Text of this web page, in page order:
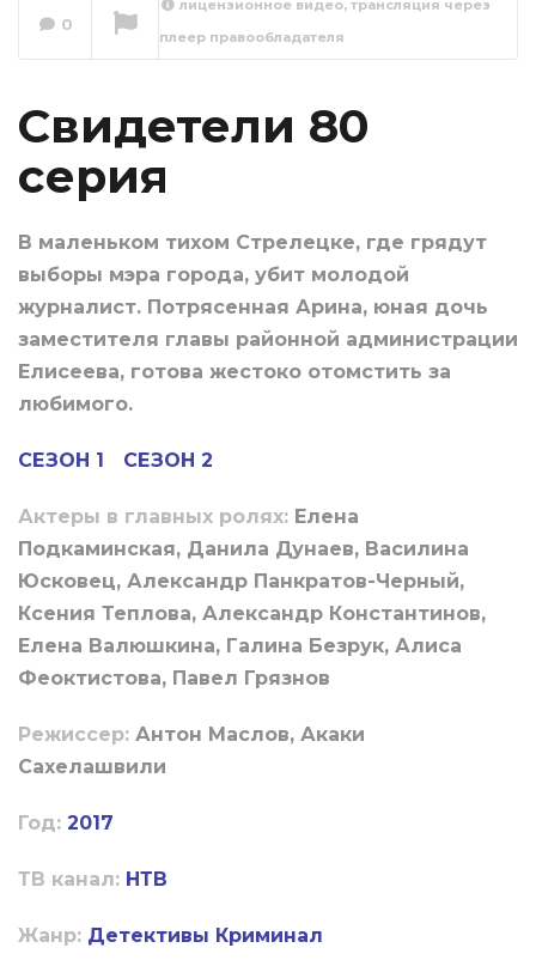
0
лицензионное видео, трансляция через
плеер правообладателя
Свидетели 80
серия
В маленьком тихом Стрелецке, где грядут
выборы мэра города, убит молодой
журналист. Потрясенная Арина, юная дочь
заместителя главы районной администрации
Елисеева, готова жестоко отомстить за
любимого.
СЕЗОН 1 СЕЗОН 2
Актеры в главных ролях: Елена
Подкаминская, Данила Дунаев, Василина
Юсковец, Александр Панкратов-Черный,
Ксения Теплова, Александр Константинов,
Елена Валюшкина, Галина Безрук, Алиса
Феоктистова, Павел Грязнов
Режиссер: Антон Маслов, Акаки
Сахелашвили
Год: 2017
ТВ канал: НТВ
Жанр: Детективы Криминал